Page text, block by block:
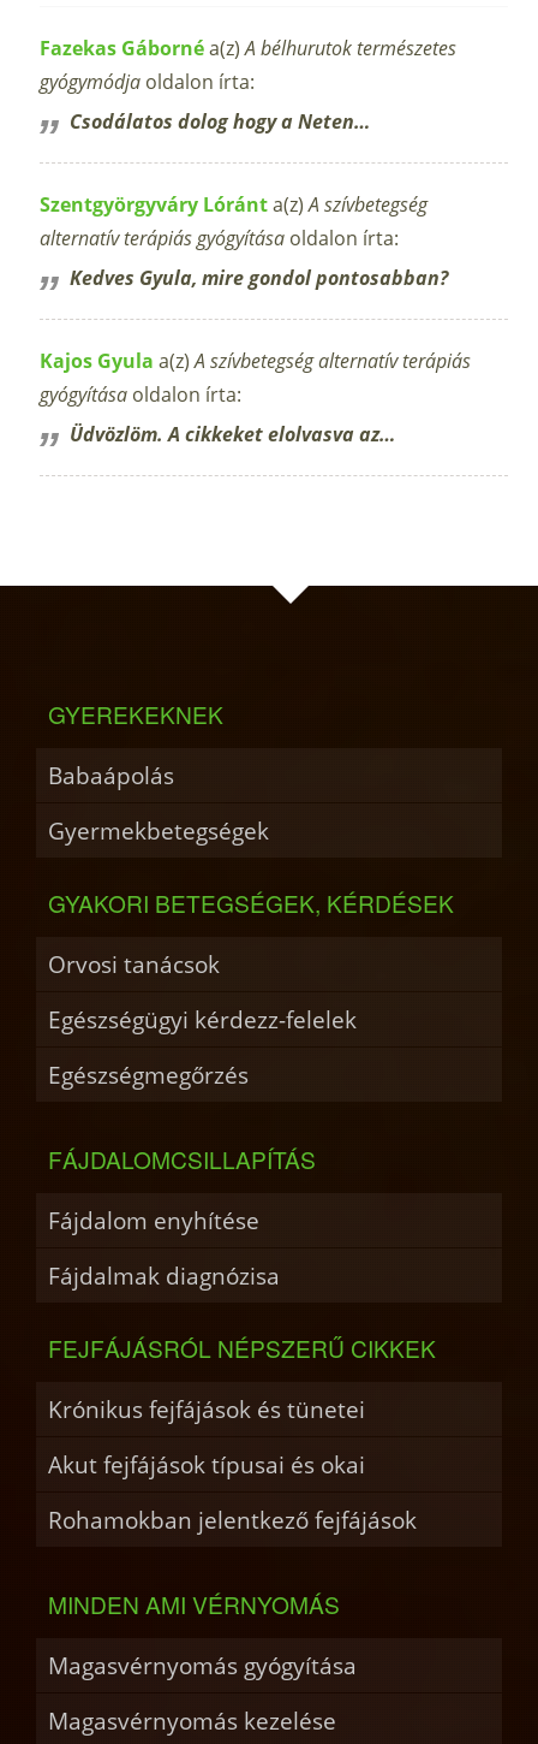
Fazekas Gábornéa(z)A bélhurutok természetes
gyógymódja oldalon írta:
Csodálatos dolog hogy a Neten…
Szentgyörgyváry Lóránta(z)A szívbetegség
alternatív terápiás gyógyítása oldalon írta:
Kedves Gyula, mire gondol pontosabban?
Kajos Gyula a(z)A szívbetegség alternatív terápiás
gyógyítása oldalon írta:
Üdvözlöm. A cikkeket elolvasva az…
GYEREKEKNEK
Babaápolás
Gyermekbetegségek
GYAKORI BETEGSÉGEK, KÉRDÉSEK
Orvosi tanácsok
Egészségügyi kérdezz-felelek
Egészségmegőrzés
FÁJDALOMCSILLAPÍTÁS
Fájdalom enyhítése
Fájdalmak diagnózisa
FEJFÁJÁSRÓL NÉPSZERŰ CIKKEK
Krónikus fejfájások és tünetei
Akut fejfájások típusai és okai
Rohamokban jelentkező fejfájások
MINDEN AMI VÉRNYOMÁS
Magasvérnyomás gyógyítása
Magasvérnyomás kezelése